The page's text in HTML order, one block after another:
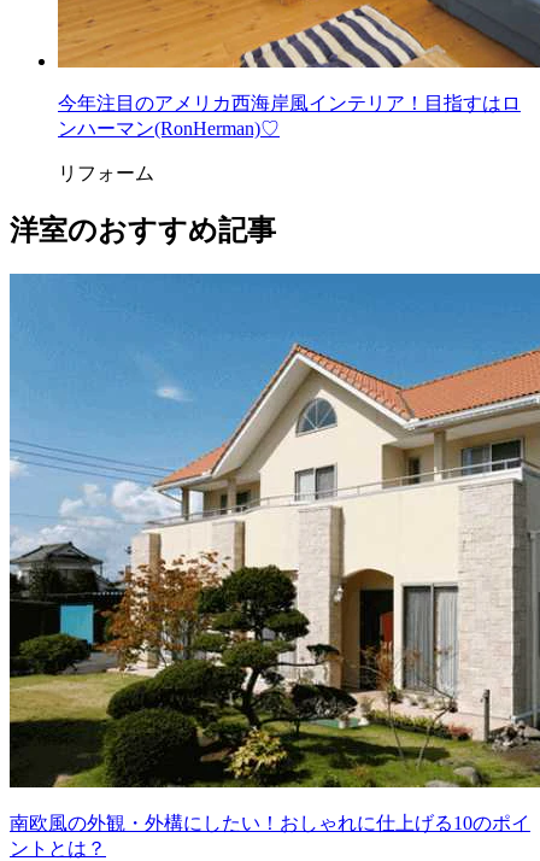
今年注目のアメリカ西海岸風インテリア！目指すはロ
ンハーマン(RonHerman)♡
リフォーム
洋室のおすすめ記事
南欧風の外観・外構にしたい！おしゃれに仕上げる10のポイ
ントとは？